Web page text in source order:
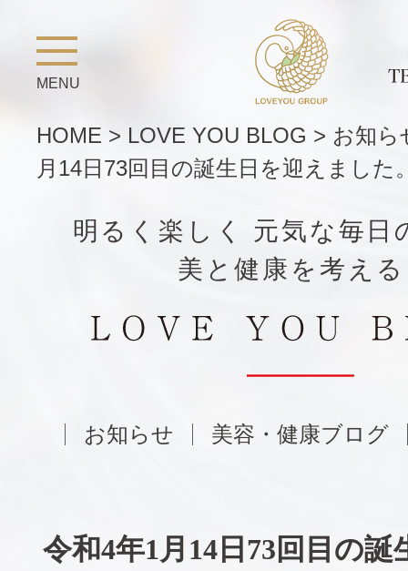
MENU
HOME > LOVE YOU BLOG > お知ら
月14日73回目の誕生日を迎えました
明るく楽しく 元気な毎日
美と健康を考える
お知らせ 美容・健康ブログ
令和4年1月14日73回目の誕